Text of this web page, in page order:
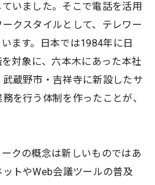
いました。そこで電話を活用
クスタイルとして、テレワー
ます。日本では1984年に日
対象に、六本木にあった本社
蔵野市・吉祥寺に新設したサ
を行う体制を作ったことが、
クの概念は新しいものではあ
トやWeb会議ツールの普及